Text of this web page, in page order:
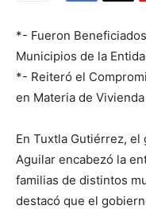
*- Fueron
Municipios de la
*- Reiteró el
en Materia de
En Tuxtla Gutiérrez,
Aguilar encabezó la
familias de distintos
destacó que el